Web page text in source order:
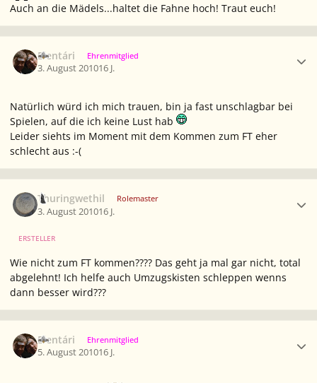
Auch an die Mädels...haltet die Fahne hoch! Traut euch!
Elentári Ehrenmitglied
3. August 201016 J.
Natürlich würd ich mich trauen, bin ja fast unschlagbar bei
Spielen, auf die ich keine Lust hab
Leider siehts im Moment mit dem Kommen zum FT eher
schlecht aus :-(
Thuringwethil Rolemaster
3. August 201016 J.
ERSTELLER
Wie nicht zum FT kommen???? Das geht ja mal gar nicht, total
abgelehnt! Ich helfe auch Umzugskisten schleppen wenns
dann besser wird???
Elentári Ehrenmitglied
5. August 201016 J.